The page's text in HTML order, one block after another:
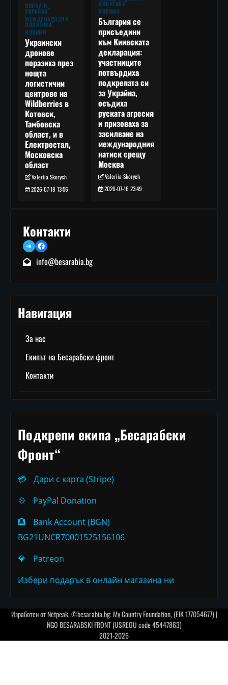
ВОЙНА В
УКРАЙНА
МЕЖДУНАРОДНА
ПОЛИТИКА
НОВИНИ
Украински
дронове
поразиха през
нощта
логистични
центрове на
Wildberries в
Котовск,
Тамбовска
област, и в
Електростал,
Московска
област
Valeriia Skorych
2026-07-18 13:56
ПОЛИТИКА
НОВИНИ
България се
присъедини
към Киивската
декларация:
участниците
потвърдиха
подкрепата си
за Украйна,
осъдиха
руската агресия
и призоваха за
засилване на
международния
натиск срещу
Москва
Valeriia Skorych
2026-07-16 23:49
Контакти
TelegramFacebook
info@besarabia.bg
Навигация
За нас
Екипът на Бесарабски фронт
Контакти
Подкрепи екипа „Бесарабски
Фронт“
💳
Дари с карта (Stripe)
💠
PayPal Donation
🏦
Bank Account (BGN)
BG21UNCR70001525156106
💎
Patreon
Избери подарък в онлайн магазина ни
Изработен отNetpeak. ©besarabia.bg: My Country Foundation, (EIK 177054677) |
NGO BESARABSKI FRONT (USREOU code 45447863)
2021-2026